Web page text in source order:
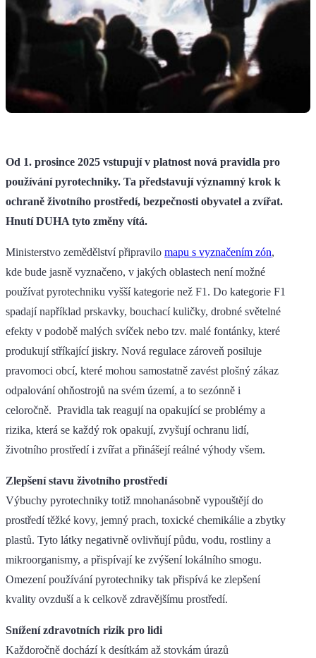
Od 1. prosince 2025 vstupují v platnost nová pravidla pro
používání pyrotechniky. Ta představují významný krok k
ochraně životního prostředí, bezpečnosti obyvatel a zvířat.
Hnutí DUHA tyto změny vítá.
Ministerstvo zemědělství připravilo mapu s vyznačením zón,
kde bude jasně vyznačeno, v jakých oblastech není možné
používat pyrotechniku vyšší kategorie než F1. Do kategorie F1
spadají například prskavky, bouchací kuličky, drobné světelné
efekty v podobě malých svíček nebo tzv. malé fontánky, které
produkují stříkající jiskry. Nová regulace zároveň posiluje
pravomoci obcí, které mohou samostatně zavést plošný zákaz
odpalování ohňostrojů na svém území, a to sezónně i
celoročně. Pravidla tak reagují na opakující se problémy a
rizika, která se každý rok opakují, zvyšují ochranu lidí,
životního prostředí i zvířat a přinášejí reálné výhody všem.
Zlepšení stavu životního prostředí
Výbuchy pyrotechniky totiž mnohanásobně vypouštějí do
prostředí těžké kovy, jemný prach, toxické chemikálie a zbytky
plastů. Tyto látky negativně ovlivňují půdu, vodu, rostliny a
mikroorganismy, a přispívají ke zvýšení lokálního smogu.
Omezení používání pyrotechniky tak přispívá ke zlepšení
kvality ovzduší a k celkově zdravějšímu prostředí.
Snížení zdravotních rizik pro lidi
Každoročně dochází k desítkám až stovkám úrazů